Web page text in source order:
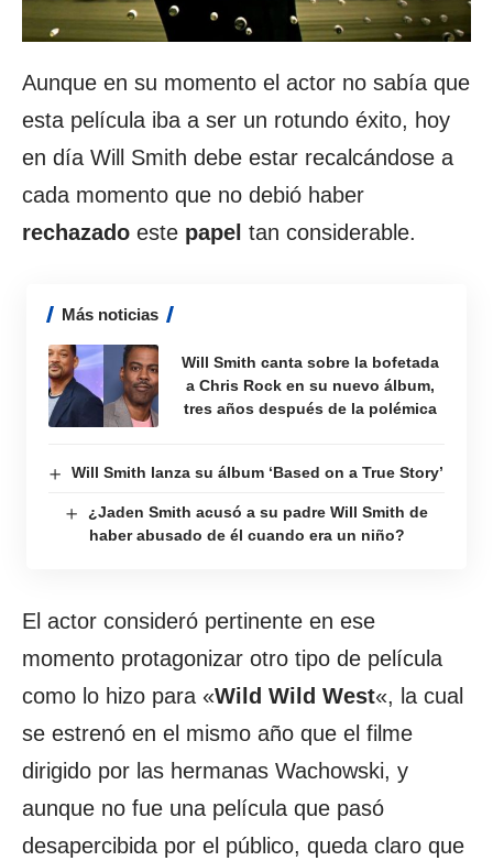
Aunque en su momento el actor no sabía que
esta película iba a ser un rotundo éxito, hoy
en día Will Smith debe estar recalcándose a
cada momento que no debió haber
rechazado este papel tan considerable.
Más noticias
Will Smith canta sobre la bofetada
a Chris Rock en su nuevo álbum,
tres años después de la polémica
Will Smith lanza su álbum ‘Based on a True Story’
¿Jaden Smith acusó a su padre Will Smith de
haber abusado de él cuando era un niño?
El actor consideró pertinente en ese
momento protagonizar otro tipo de película
como lo hizo para «Wild Wild West«, la cual
se estrenó en el mismo año que el filme
dirigido por las hermanas Wachowski, y
aunque no fue una película que pasó
desapercibida por el público, queda claro que